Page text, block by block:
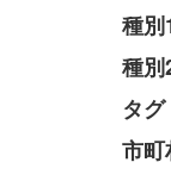
種別
種別
タグ
市町